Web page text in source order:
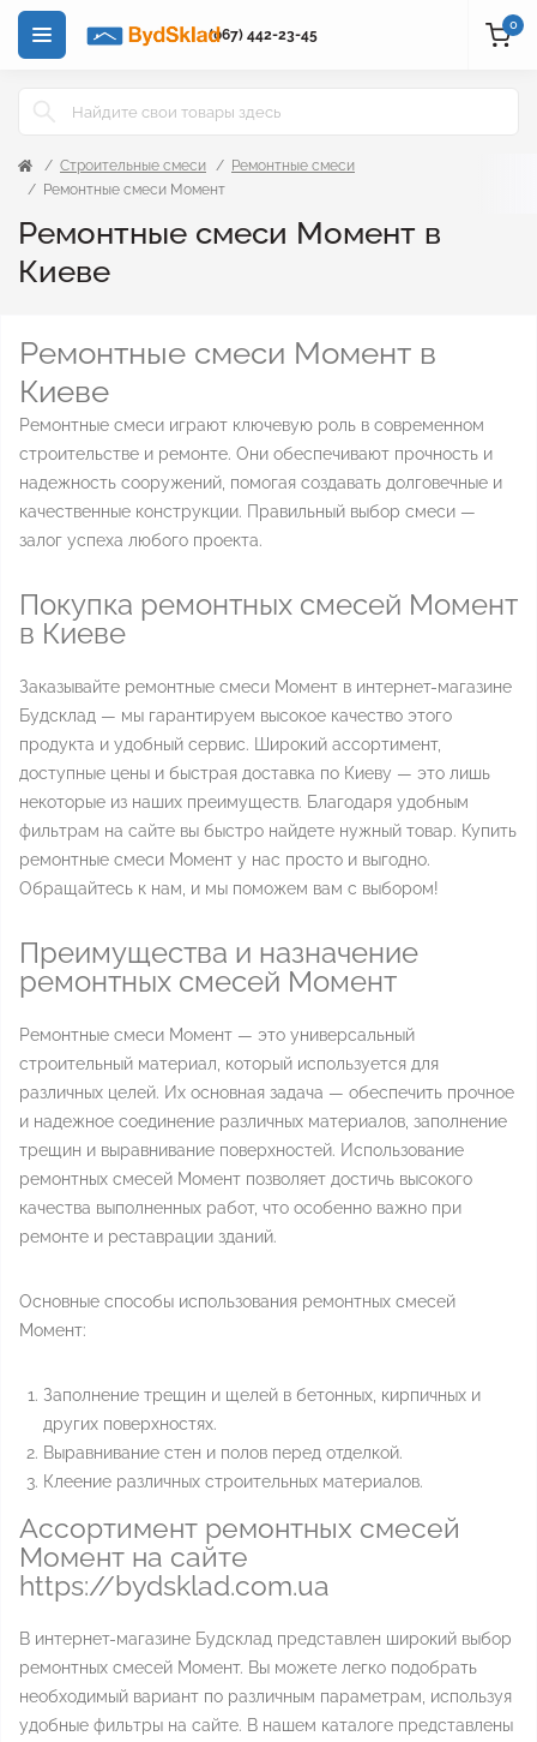
(067) 442-23-45
0
Строительные смеси
Ремонтные смеси
Ремонтные смеси Момент
Ремонтные смеси Момент в
Киеве
Ремонтные смеси Момент в
Киеве
Ремонтные смеси играют ключевую роль в современном
строительстве и ремонте. Они обеспечивают прочность и
надежность сооружений, помогая создавать долговечные и
качественные конструкции. Правильный выбор смеси —
залог успеха любого проекта.
Покупка ремонтных смесей Момент
в Киеве
Заказывайте ремонтные смеси Момент в интернет-магазине
Будсклад — мы гарантируем высокое качество этого
продукта и удобный сервис. Широкий ассортимент,
доступные цены и быстрая доставка по Киеву — это лишь
некоторые из наших преимуществ. Благодаря удобным
фильтрам на сайте вы быстро найдете нужный товар. Купить
ремонтные смеси Момент у нас просто и выгодно.
Обращайтесь к нам, и мы поможем вам с выбором!
Преимущества и назначение
ремонтных смесей Момент
Ремонтные смеси Момент — это универсальный
строительный материал, который используется для
различных целей. Их основная задача — обеспечить прочное
и надежное соединение различных материалов, заполнение
трещин и выравнивание поверхностей. Использование
ремонтных смесей Момент позволяет достичь высокого
качества выполненных работ, что особенно важно при
ремонте и реставрации зданий.
Основные способы использования ремонтных смесей
Момент:
Заполнение трещин и щелей в бетонных, кирпичных и
других поверхностях.
Выравнивание стен и полов перед отделкой.
Клеение различных строительных материалов.
Ассортимент ремонтных смесей
Момент на сайте
https://bydsklad.com.ua
В интернет-магазине Будсклад представлен широкий выбор
ремонтных смесей Момент. Вы можете легко подобрать
необходимый вариант по различным параметрам, используя
удобные фильтры на сайте. В нашем каталоге представлены